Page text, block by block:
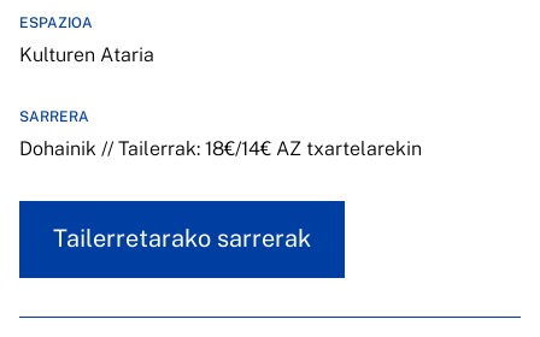
ESPAZIOA
Kulturen Ataria
SARRERA
Dohainik // Tailerrak: 18€/14€ AZ txartelarekin
Tailerretarako sarrerak